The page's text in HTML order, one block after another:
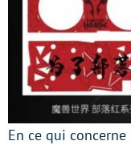
En ce qui